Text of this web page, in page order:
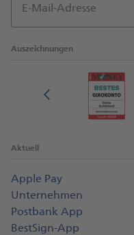
E-Mail-Adresse
Auszeichnungen
Aktuell
Apple Pay
Unternehmen
Postbank App
BestSign-App